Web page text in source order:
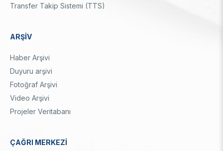
Transfer Takip Sistemi (TTS)
ARŞİV
Haber Arşivi
Duyuru arşivi
Fotoğraf Arşivi
Video Arşivi
Projeler Veritabanı
ÇAĞRI MERKEZİ